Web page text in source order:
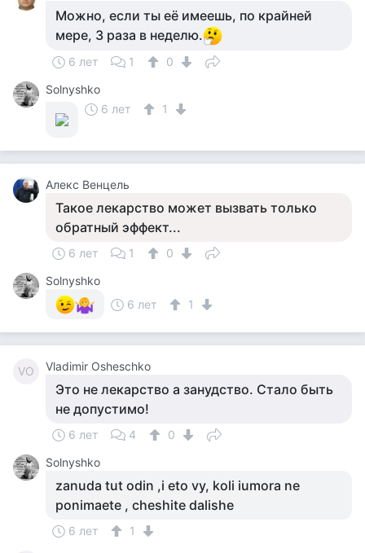
Можно, если ты её имеешь, по крайней
мере, 3 раза в неделю.
6 лет 1
0
Solnyshko
6 лет
1
Алекс Венцель
Такое лекарство может вызвать только
обратный эффект...
6 лет 1
0
Solnyshko
6 лет
1
VO Vladimir Osheschko
Это не лекарство а занудство. Стало быть
не допустимо!
6 лет 4
0
Solnyshko
zanuda tut odin ,i eto vy, koli iumora ne
ponimaete , cheshite dalishe
6 лет 1